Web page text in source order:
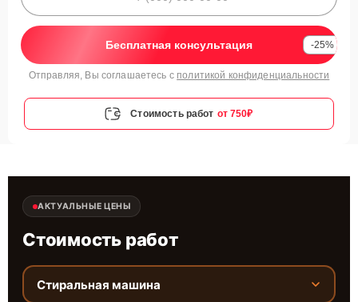
Бесплатная консультация -25%
Отправляя, Вы соглашаетесь с политикой конфиденциальности
Стоимость работ от 750₽
АКТУАЛЬНЫЕ ЦЕНЫ
Стоимость работ
Стиральная машина